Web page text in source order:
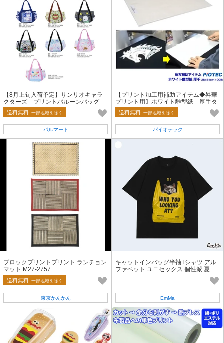
【8月上旬入荷予定】サンリオキャラ
クターズ プリントバルーンバッグ
26AW
送料無料 一部地域を除く
パルマート
【プリント加工用補助アイテム◆昇華
プリント用】ホワイト離型紙 厚手タ
イプ
送料無料 一部地域を除く
パイオテック
ブロックプリントプリント ランチョン
マット M27-2757
送料無料 一部地域を除く
東京かんかん
キャットインバッグ半袖Tシャツ アル
ファベット ユニセックス 個性派 夏
EmMa